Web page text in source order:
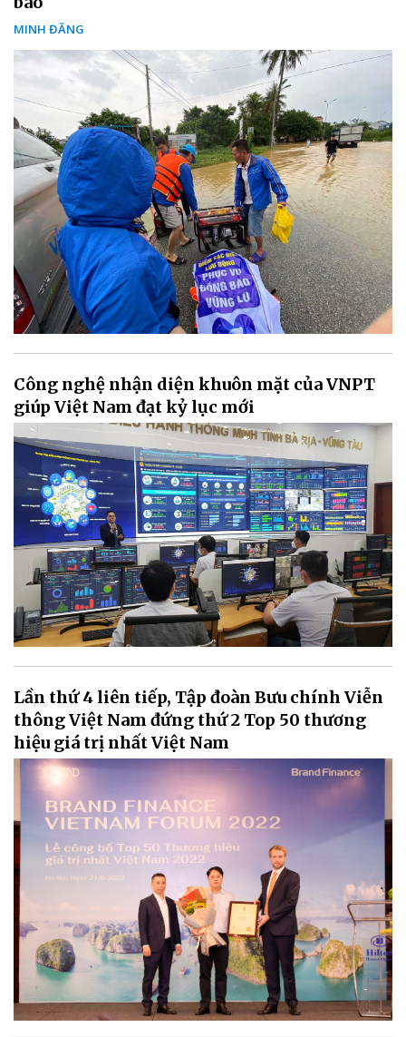
MINH ĐĂNG
Công nghệ nhận diện khuôn mặt của VNPT
giúp Việt Nam đạt kỷ lục mới
Lần thứ 4 liên tiếp, Tập đoàn Bưu chính Viễn
thông Việt Nam đứng thứ 2 Top 50 thương
hiệu giá trị nhất Việt Nam